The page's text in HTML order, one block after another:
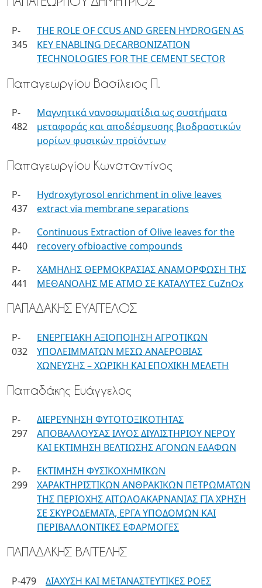
P-
345
THE ROLE OF CCUS AND GREEN HYDROGEN AS
KEY ENABLING DECARBONIZATION
TECHNOLOGIES FOR THE CEMENT SECTOR
Παπαγεωργίου Βασίλειος Π.
P-
482
Μαγνητικά νανοσωματίδια ως συστήματα
μεταφοράς και αποδέσμευσης βιοδραστικών
μορίων φυσικών προϊόντων
Παπαγεωργίου Κωνσταντίνος
P-
437
Hydroxytyrosol enrichment in olive leaves
extract via membrane separations
P-
440
Continuous Extraction of Olive leaves for the
recovery ofbioactive compounds
P-
441
ΧΑΜΗΛΗΣ ΘΕΡΜΟΚΡΑΣΙΑΣ ΑΝΑΜΟΡΦΩΣΗ ΤΗΣ
ΜΕΘΑΝΟΛΗΣ ΜΕ ΑΤΜΟ ΣΕ ΚΑΤΑΛΥΤΕΣ CuZnΟx
ΠΑΠΑΔΑΚΗΣ ΕΥΑΓΓΕΛΟΣ
P-
032
EΝΕΡΓΕΙΑΚΗ ΑΞΙΟΠΟΙΗΣΗ ΑΓΡΟΤΙΚΩΝ
ΥΠΟΛΕΙΜΜΑΤΩΝ ΜΕΣΩ ΑΝΑΕΡΟΒΙΑΣ
ΧΩΝΕΥΣΗΣ – ΧΩΡΙΚΗ ΚΑΙ ΕΠΟΧΙΚΗ ΜΕΛΕΤΗ
Παπαδάκης Ευάγγελος
P-
297
ΔΙΕΡΕΥΝΗΣΗ ΦΥΤΟΤΟΞΙΚΟΤΗΤΑΣ
ΑΠΟΒΑΛΛΟΥΣΑΣ ΙΛΥΟΣ ΔΙΥΛΙΣΤΗΡΙΟΥ ΝΕΡΟΥ
ΚΑΙ ΕΚΤΙΜΗΣΗ ΒΕΛΤΙΩΣΗΣ ΑΓΟΝΩΝ ΕΔΑΦΩΝ
P-
299
ΕΚΤΙΜΗΣΗ ΦΥΣΙΚΟΧΗΜΙΚΩΝ
ΧΑΡΑΚΤΗΡΙΣΤΙΚΩΝ ΑΝΘΡΑΚΙΚΩΝ ΠΕΤΡΩΜΑΤΩΝ
ΤΗΣ ΠΕΡΙΟΧΗΣ ΑΙΤΩΛΟΑΚΑΡΝΑΝΙΑΣ ΓΙΑ ΧΡΗΣΗ
ΣΕ ΣΚΥΡΟΔΕΜΑΤΑ, ΕΡΓΑ ΥΠΟΔΟΜΩΝ ΚΑΙ
ΠΕΡΙΒΑΛΛΟΝΤΙΚΕΣ ΕΦΑΡΜΟΓΕΣ
ΠΑΠΑΔΑΚΗΣ ΒΑΓΓΕΛΗΣ
P-479 ΔΙΑΧΥΣΗ ΚΑΙ ΜΕΤΑΝΑΣΤΕΥΤΙΚΕΣ ΡΟΕΣ